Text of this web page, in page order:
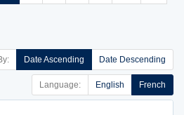
Date Ascending Date Descending
Language: English French